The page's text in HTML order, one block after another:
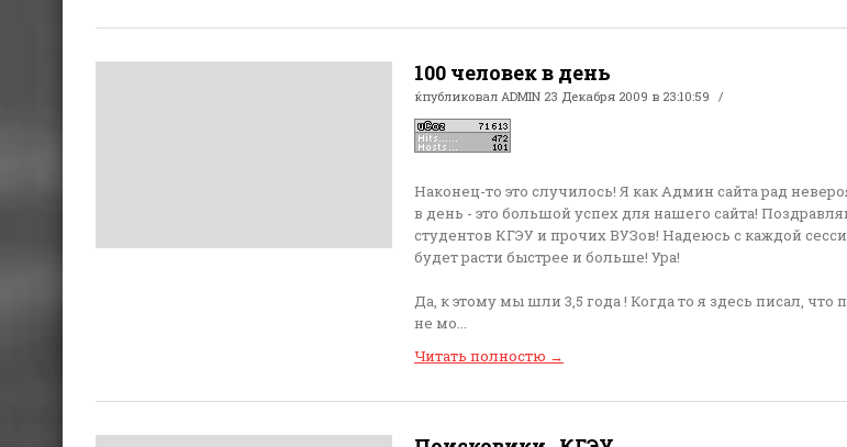
100 человек в день
ќпубликовал ADMIN 23 Декабря 2009 в 23:10:59
Наконец-то это случилось! Я как Админ сайта рад
в день - это большой успех для нашего сайта!
студентов КГЭУ и прочих ВУЗов! Надеюсь с каждой
будет расти быстрее и больше! Ура!
Да, к этому мы шли 3,5 года ! Когда то я здесь писал, что
не мо...
Читать полностю →